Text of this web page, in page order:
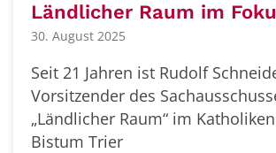
Ländlicher Raum im
30. August 2025
Seit 21 Jahren ist Rudolf
Vorsitzender des
„Ländlicher Raum“ im
Bistum Trier